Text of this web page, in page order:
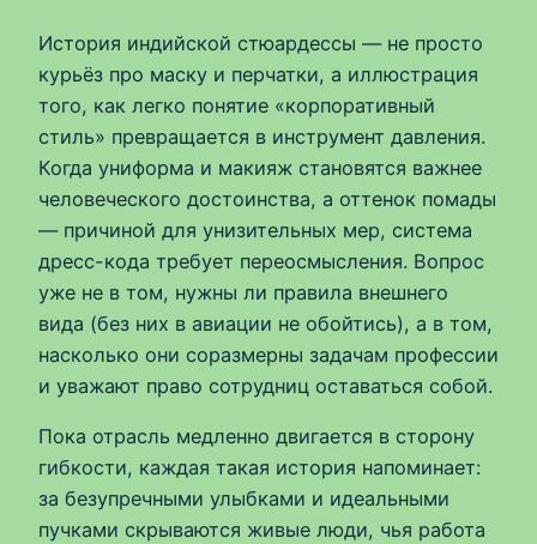
История индийской стюардессы — не просто
курьёз про маску и перчатки, а иллюстрация
того, как легко понятие «корпоративный
стиль» превращается в инструмент давления.
Когда униформа и макияж становятся важнее
человеческого достоинства, а оттенок помады
— причиной для унизительных мер, система
дресс-кода требует переосмысления. Вопрос
уже не в том, нужны ли правила внешнего
вида (без них в авиации не обойтись), а в том,
насколько они соразмерны задачам профессии
и уважают право сотрудниц оставаться собой.
Пока отрасль медленно двигается в сторону
гибкости, каждая такая история напоминает:
за безупречными улыбками и идеальными
пучками скрываются живые люди, чья работа